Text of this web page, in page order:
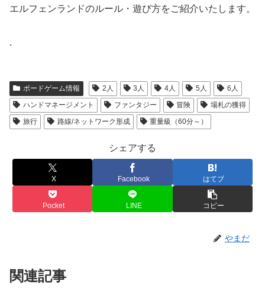
エルフェンランドのルール・遊び方をご紹介いたします。
.
ボードゲーム情報 2人 3人 4人 5人
6人
ハンドマネージメント
ファンタジー 冒険
場札の獲得
旅行
路線/ネットワーク形成 重量級（60分～）
シェアする
X Facebook はてブ
Pocket LINE コピー
やまだ
関連記事